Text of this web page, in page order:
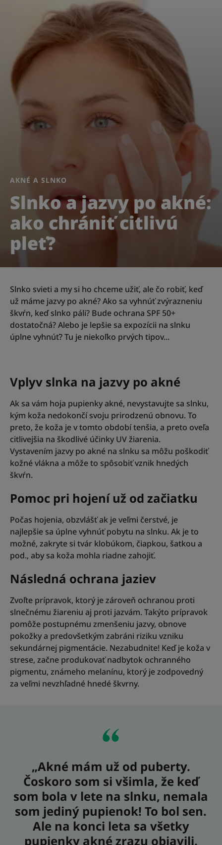
AKNÉ A SLNKO
Slnko a jazvy po akné:
ako chrániť citlivú
pleť?
Slnko svieti a my si ho chceme užiť, ale čo robiť, keď
už máme jazvy po akné? Ako sa vyhnúť zvýrazneniu
škvŕn, keď slnko páli? Bude ochrana SPF 50+
dostatočná? Alebo je lepšie sa expozícii na slnku
úplne vyhnúť? Tu je niekoľko prvých tipov...
Vplyv slnka na jazvy po akné
Ak sa vám hoja pupienky akné, nevystavujte sa slnku,
kým koža nedokončí svoju prirodzenú obnovu. To
preto, že koža je v tomto období tenšia, a preto oveľa
citlivejšia na škodlivé účinky UV žiarenia.
Vystavením jazvy po akné na slnku sa môžu poškodiť
kožné vlákna a môže to spôsobiť vznik hnedých
škvŕn.
Pomoc pri hojení už od začiatku
Počas hojenia, obzvlášť ak je veľmi čerstvé, je
najlepšie sa úplne vyhnúť pobytu na slnku. Ak je to
možné, zakryte si tvár klobúkom, čiapkou, šatkou a
pod., aby sa koža mohla riadne zahojiť.
Následná ochrana jaziev
Zvoľte prípravok, ktorý je zároveň ochranou proti
slnečnému žiareniu aj proti jazvám. Takýto prípravok
pomôže postupnému zmenšeniu jazvy, obnove
pokožky a predovšetkým zabráni riziku vzniku
sekundárnej pigmentácie. Nezabudnite! Keď je koža v
strese, začne produkovať nadbytok ochranného
pigmentu, známeho melanínu, ktorý je zodpovedný
za veľmi nevzhľadné hnedé škvrny.
„Akné mám už od puberty.
Čoskoro som si všimla, že keď
som bola v lete na slnku, nemala
som jediný pupienok! To bol sen.
Ale na konci leta sa všetky
pupienky akné zrazu objavili.